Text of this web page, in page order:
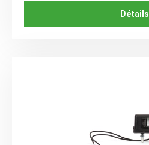
Détails